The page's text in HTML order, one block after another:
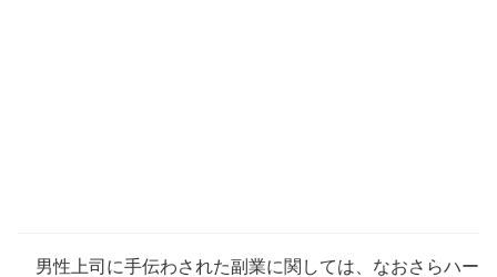
男性上司に手伝わされた副業に関しては、なおさらハー